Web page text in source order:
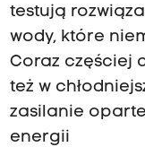
testują
wody, które
Coraz częściej
też w
zasilanie
energii